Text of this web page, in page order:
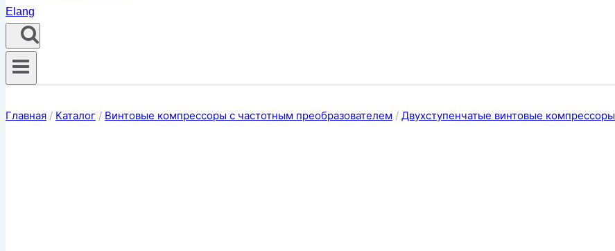
Главная / Каталог / Винтовые компрессоры с частотным преобразователем / Двухступенчатые винтовые компрессоры